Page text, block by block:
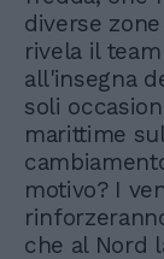
diverse
rivela il
all'insegna
soli
marittime
motivo? I
che al Nord